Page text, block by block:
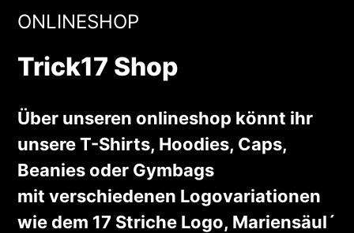
ONLINESHOP
Trick17 Shop
Über unseren onlineshop könnt ihr
unsere T-Shirts, Hoodies, Caps,
Beanies oder Gymbags
mit verschiedenen Logovariationen
wie dem 17 Striche Logo, Mariensäul´